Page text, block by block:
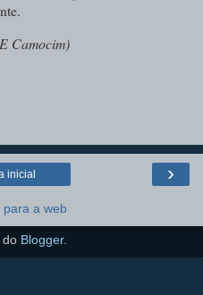
Camocim)
›
inicial
para a web
do Blogger.